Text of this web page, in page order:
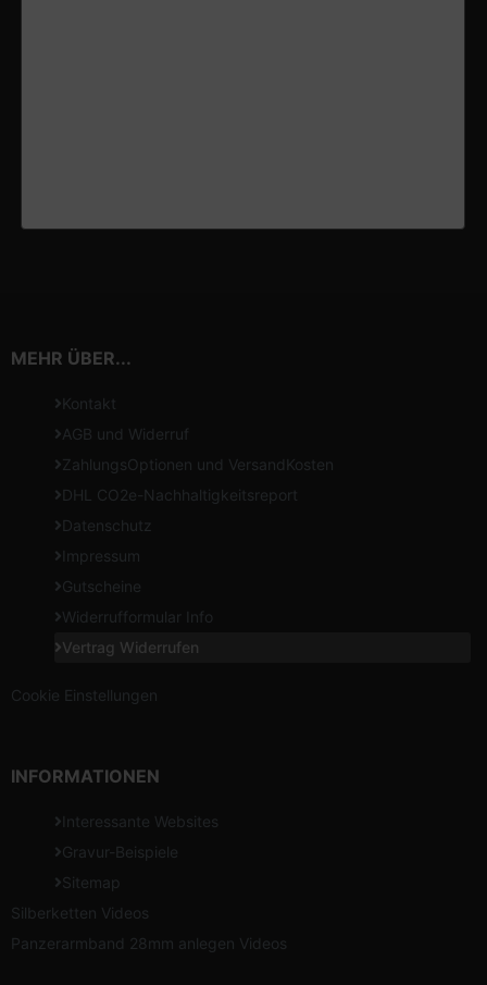
MEHR ÜBER...
Kontakt
AGB und Widerruf
ZahlungsOptionen und VersandKosten
DHL CO2e-Nachhaltigkeitsreport
Datenschutz
Impressum
Gutscheine
Widerrufformular Info
Vertrag Widerrufen
Cookie Einstellungen
INFORMATIONEN
Interessante Websites
Gravur-Beispiele
Sitemap
Silberketten Videos
Panzerarmband 28mm anlegen Videos